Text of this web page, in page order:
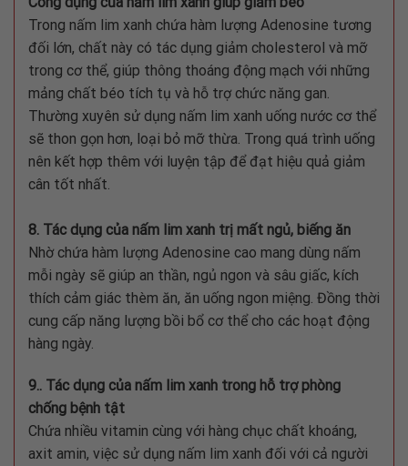
Trong nấm lim xanh chứa hàm lượng Adenosine tương
đối lớn, chất này có tác dụng giảm cholesterol và mỡ
trong cơ thể, giúp thông thoáng động mạch với những
mảng chất béo tích tụ và hỗ trợ chức năng gan.
Thường xuyên sử dụng nấm lim xanh uống nước cơ thể
sẽ thon gọn hơn, loại bỏ mỡ thừa. Trong quá trình uống
nên kết hợp thêm với luyện tập để đạt hiệu quả giảm
cân tốt nhất.
8. Tác dụng của nấm lim xanh trị mất ngủ, biếng ăn
Nhờ chứa hàm lượng Adenosine cao mang dùng nấm
mỗi ngày sẽ giúp an thần, ngủ ngon và sâu giấc, kích
thích cảm giác thèm ăn, ăn uống ngon miệng. Đồng thời
cung cấp năng lượng bồi bổ cơ thể cho các hoạt động
hàng ngày.
9.. Tác dụng của nấm lim xanh trong hỗ trợ phòng
chống bệnh tật
Chứa nhiều vitamin cùng với hàng chục chất khoáng,
axit amin, việc sử dụng nấm lim xanh đối với cả người